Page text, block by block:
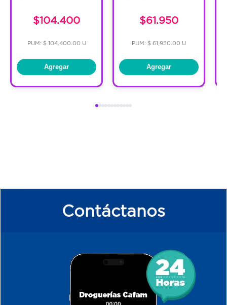
*Lesiones de la piel y ulceración activa.
Si el problema persiste consulte a su
médico y suspenda el uso."
$104.400
PUM: $ 104,400.00 U
Agregar
$61.950
PUM: $ 61,950.00 U
Agregar
Contáctanos